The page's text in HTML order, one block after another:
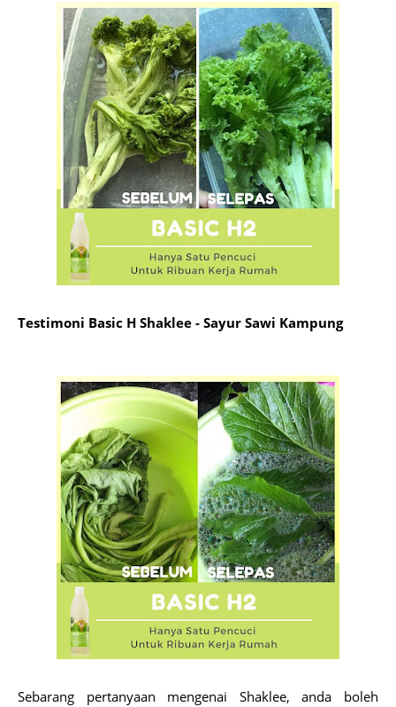
Testimoni Basic H Shaklee - Sayur Sawi Kampung
Sebarang pertanyaan mengenai Shaklee, anda boleh